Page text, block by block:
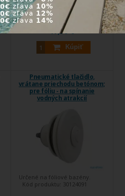
17,50 €
Kúpiť
Expedícia do 24 hod.
Pneumatické tlačidlo,
vrátane priechodu betónom;
pre fóliu - na spínanie
vodných atrakcií
Určené na fóliové bazény.
Kód produktu: 30124091